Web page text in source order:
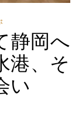
静岡へ
、そ
い